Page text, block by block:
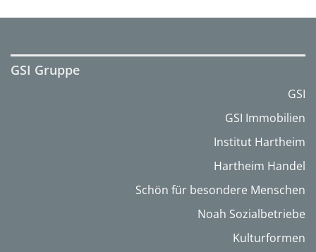
GSI Gruppe
GSI
GSI Immobilien
Institut Hartheim
Hartheim Handel
Schön für besondere Menschen
Noah Sozialbetriebe
Kulturformen